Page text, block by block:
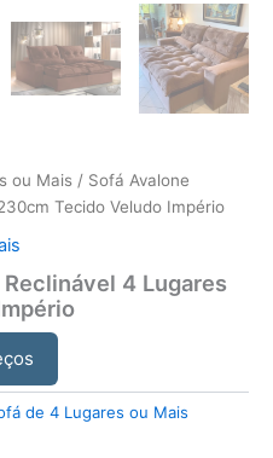
ou Mais / Sofá Avalone
Tecido Veludo Império
4 Lugares
de 4 Lugares ou Mais